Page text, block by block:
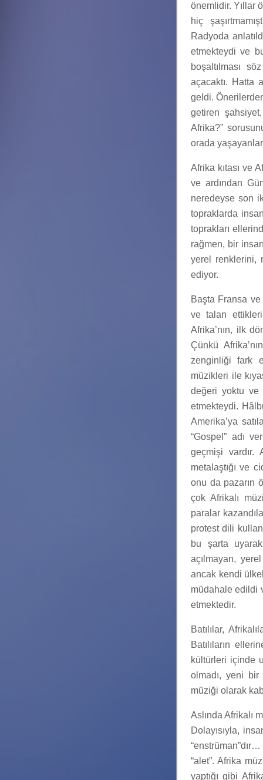
önemlidir. Yıllar
hiç
Radyoda
etmekteydi ve
boşaltılması
açacaktı. Hatta
geldi.
getiren
Afrika?”
orada
Afrika kıtası ve
ve ardından
neredeyse son
topraklarda
toprakları
rağmen, bir
yerel renklerini,
ediyor.
Başta Fransa ve
ve talan
Afrika’nın, ilk
Çünkü
zenginliği fark
müzikleri ile
değeri yoktu ve
etmekteydi.
Amerika’ya
“Gospel” adı
geçmişi vardır.
metalaştığı ve
onu da pazarın
çok Afrikalı
paralar
protest dili
bu şarta
açılmayan,
ancak kendi
müdahale edildi
etmektedir.
Batılılar,
Batılıların
kültürleri içinde
olmadı, yeni bir
müziği olarak
Aslında Afrikalı
Dolayısıyla,
“alet”. Afrika
yaptığı gibi